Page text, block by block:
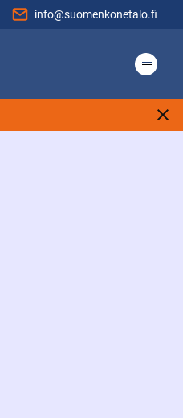
info@suomenkonetalo.fi